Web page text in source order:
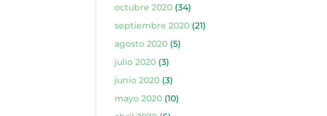
octubre 2020(34)
septiembre 2020(21)
agosto 2020(5)
julio 2020(3)
junio 2020(3)
mayo 2020(10)